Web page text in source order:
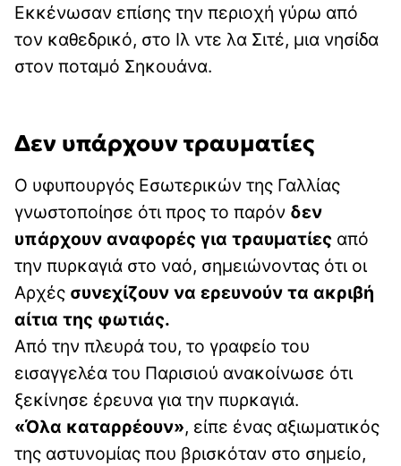
Εκκένωσαν επίσης την περιοχή γύρω από
τον καθεδρικό, στο Ιλ ντε λα Σιτέ, μια νησίδα
στον ποταμό Σηκουάνα.
Δεν υπάρχουν τραυματίες
Ο υφυπουργός Εσωτερικών της Γαλλίας
γνωστοποίησε ότι προς το παρόν δεν
υπάρχουν αναφορές για τραυματίες από
την πυρκαγιά στο ναό, σημειώνοντας ότι οι
Αρχές συνεχίζουν να ερευνούν τα ακριβή
αίτια της φωτιάς.
Από την πλευρά του, το γραφείο του
εισαγγελέα του Παρισιού ανακοίνωσε ότι
ξεκίνησε έρευνα για την πυρκαγιά.
«Όλα καταρρέουν», είπε ένας αξιωματικός
της αστυνομίας που βρισκόταν στο σημείο,